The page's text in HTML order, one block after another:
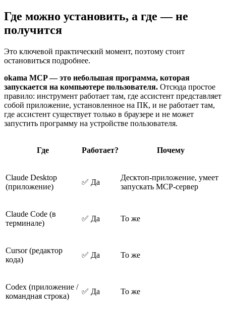
Где можно установить, а где — не
получится
Это ключевой практический момент, поэтому стоит
остановиться подробнее.
okama MCP — это небольшая программа, которая
запускается на компьютере пользователя. Отсюда простое
правило: инструмент работает там, где ассистент представляет
собой приложение, установленное на ПК, и не работает там,
где ассистент существует только в браузере и не может
запустить программу на устройстве пользователя.
Где Работает? Почему
Claude Desktop
(приложение)
✅ Да
Десктоп-приложение, умеет
запускать MCP-сервер
Claude Code (в
терминале)
✅ Да То же
Cursor (редактор
кода)
✅ Да То же
Codex (приложение /
командная строка)
✅ Да То же